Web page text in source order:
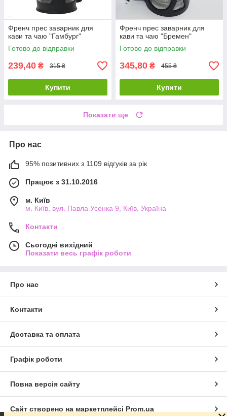
Френч прес заварник для
кави та чаю "Гамбург"
Готово до відправки
239,40 ₴ 315 ₴
Купити
Френч прес заварник для
кави та чаю "Бремен"
Готово до відправки
345,80 ₴ 455 ₴
Купити
Показати ще
Про нас
95% позитивних з 1109 відгуків за рік
Працює з 31.10.2016
м. Київ
м. Київ, вул. Павла Усенка 9, Київ, Україна
Контакти
Сьогодні вихідний
Показати весь графік роботи
Про нас
Контакти
Доставка та оплата
Графік роботи
Повна версія сайту
Сайт створено на маркетплейсі Prom.ua